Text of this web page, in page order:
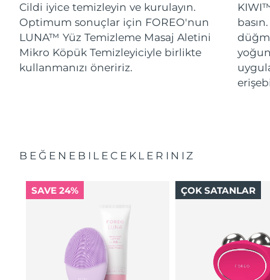
Cildi iyice temizleyin ve kurulayın.
Optimum sonuçlar için FOREO'nun
LUNA™ Yüz Temizleme Masaj Aletini
Mikro Köpük Temizleyiciyle birlikte
kullanmanızı öneririz.
BEĞENEBILECEKLERINIZ
SAVE 24% ÇOK SATANLAR